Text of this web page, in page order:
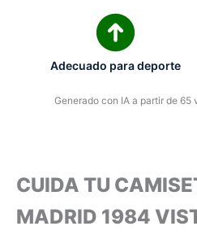
Adecuado para deporte
Generado con IA a partir de 65
CUIDA TU
MADRID 1984